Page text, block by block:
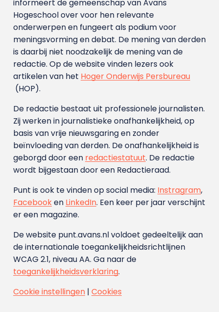
informeert de gemeenschap van Avans
Hogeschool over voor hen relevante
onderwerpen en fungeert als podium voor
meningsvorming en debat. De mening van derden
is daarbij niet noodzakelijk de mening van de
redactie. Op de website vinden lezers ook
artikelen van het Hoger Onderwijs Persbureau
(HOP).
De redactie bestaat uit professionele journalisten.
Zij werken in journalistieke onafhankelijkheid, op
basis van vrije nieuwsgaring en zonder
beïnvloeding van derden. De onafhankelijkheid is
geborgd door een redactiestatuut. De redactie
wordt bijgestaan door een Redactieraad.
Punt is ook te vinden op social media: Instragram,
Facebooken LinkedIn. Een keer per jaar verschijnt
er een magazine.
De website punt.avans.nl voldoet gedeeltelijk aan
de internationale toegankelijkheidsrichtlijnen
WCAG 2.1, niveau AA. Ga naar de
toegankelijkheidsverklaring.
Cookie instellingen| Cookies